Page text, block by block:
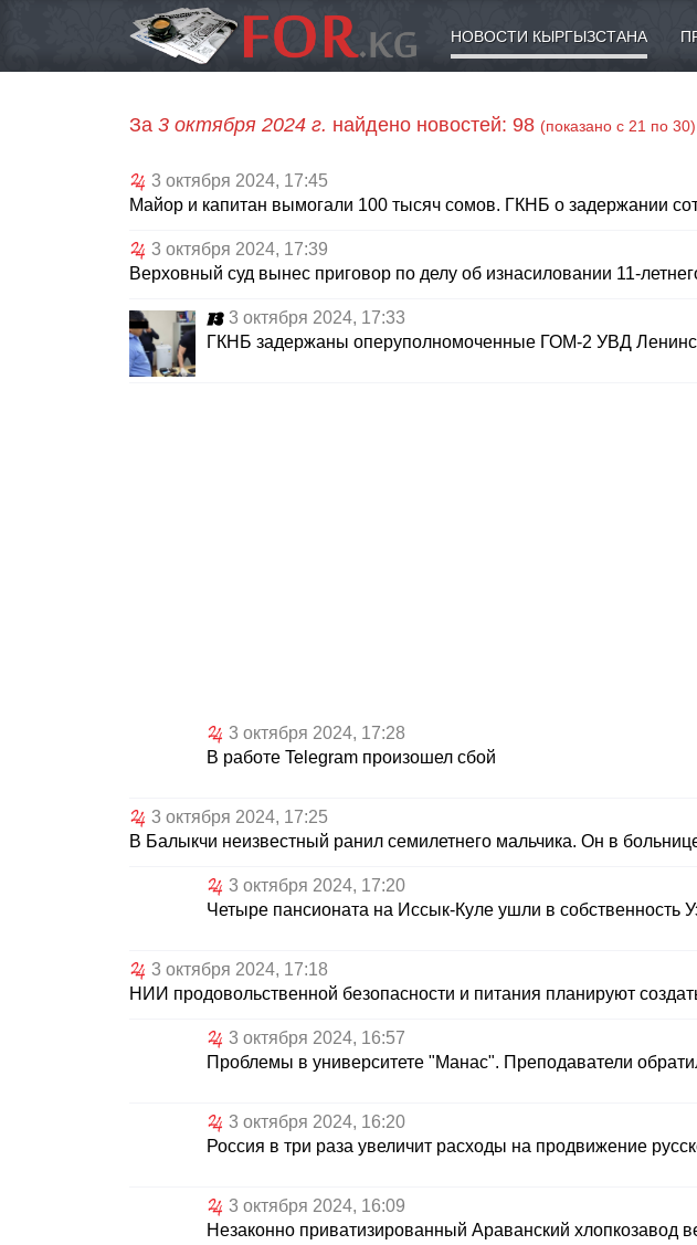
НОВОСТИ КЫРГЫЗСТАНА
За 3 октября 2024 г. найдено новостей: 98 (показано с 21 по 30)
3 октября 2024, 17:45
Майор и капитан вымогали 100 тысяч сомов. ГКНБ о задержании
3 октября 2024, 17:39
Верховный суд вынес приговор по делу об изнасиловании 11-
3 октября 2024, 17:33
ГКНБ задержаны оперуполномоченные ГОМ-2 УВД
3 октября 2024, 17:28
В работе Telegram произошел сбой
3 октября 2024, 17:25
В Балыкчи неизвестный ранил семилетнего мальчика. Он в
3 октября 2024, 17:20
Четыре пансионата на Иссык-Куле ушли в собственность
3 октября 2024, 17:18
НИИ продовольственной безопасности и питания планируют
3 октября 2024, 16:57
Проблемы в университете "Манас". Преподаватели
3 октября 2024, 16:20
Россия в три раза увеличит расходы на продвижение
3 октября 2024, 16:09
Незаконно приватизированный Араванский хлопкозавод